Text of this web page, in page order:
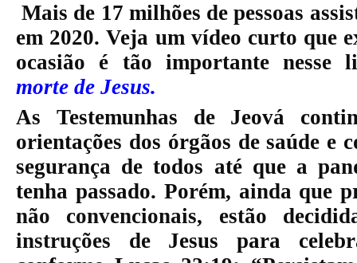
Mais de 17 milhões de pessoas
em 2020. Veja um vídeo curto que
ocasião é tão importante
morte de Jesus.
As Testemunhas de Jeová
orientações dos órgãos de saúde e
segurança de todos até que a
tenha passado. Porém, ainda que
não convencionais, estão
instruções de Jesus para